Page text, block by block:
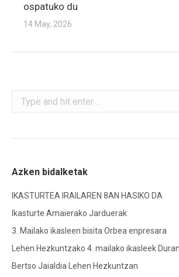
ospatuko du
14 May, 2026
Search:
Azken bidalketak
IKASTURTEA IRAILAREN 8AN HASIKO DA
Ikasturte Amaierako Jarduerak
3. Mailako ikasleen bisita Orbea enpresara
Lehen Hezkuntzako 4. mailako ikasleek
Bertso Jaialdia Lehen Hezkuntzan